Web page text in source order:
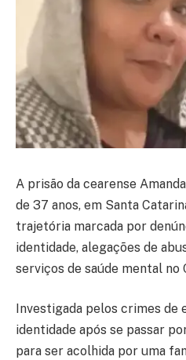
A prisão da cearense
de 37 anos, em Santa
trajetória marcada por
identidade, alegações de
serviços de saúde mental no
Investigada pelos crimes de
identidade após se passar
para ser acolhida por uma